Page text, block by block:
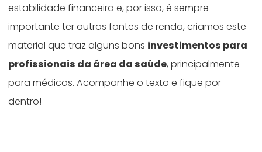
estabilidade financeira e, por isso, é sempre
importante ter outras fontes de renda, criamos este
material que traz alguns bons investimentos para
profissionais da área da saúde, principalmente
para médicos. Acompanhe o texto e fique por
dentro!